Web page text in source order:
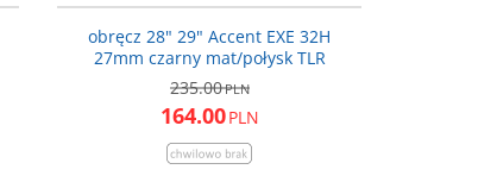
Uwaga: Cena promocyjna obowiązuje
wyłącznie dla zamówień złożonych drogą
elektroniczną.
Ilość otworów na szprychy
32 szt.
28"
415
obręcz 28" 29" Accent EXE 32H
27mm czarny mat/połysk TLR
235.00PLN
164.00PLN